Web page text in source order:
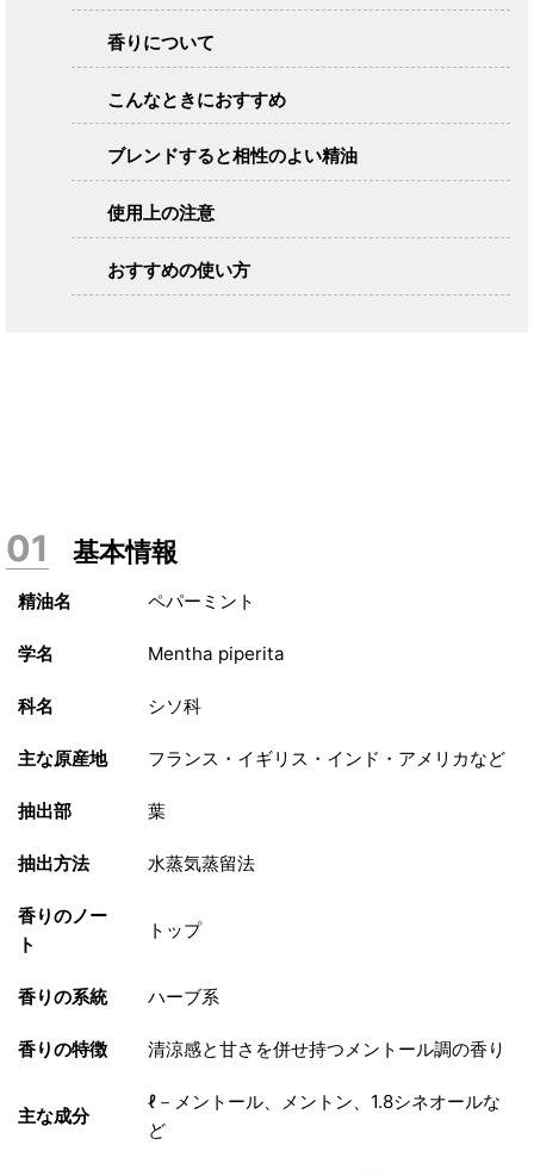
香りについて
こんなときにおすすめ
ブレンドすると相性のよい精油
使用上の注意
おすすめの使い方
基本情報
精油名 ペパーミント
学名 Mentha piperita
科名 シソ科
主な原産地 フランス・イギリス・インド・アメリカなど
抽出部 葉
抽出方法 水蒸気蒸留法
香りのノー
ト
トップ
香りの系統 ハーブ系
香りの特徴 清涼感と甘さを併せ持つメントール調の香り
主な成分
ℓ－メントール、メントン、1.8シネオールな
ど